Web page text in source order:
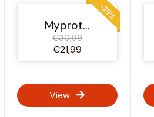
Myprotein Österreich
€30,99
€21,99
-29%
View